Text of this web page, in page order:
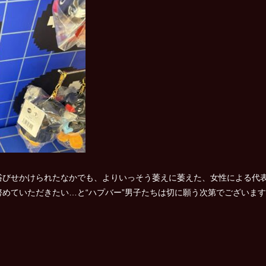
せかけられたなかでも、よりいっそう萎えに萎えた、女性による代
ていただきたい…と“ハプバー”男子たちは切に願う次第でございま